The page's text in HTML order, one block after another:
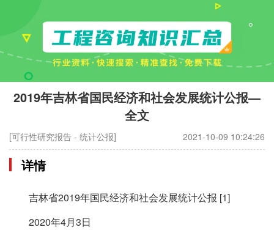
2019年吉林省国民经济和社会发展统计公报—
全文
[可行性研究报告 - 统计公报] 2021-10-09 10:24:26
详情
吉林省2019年国民经济和社会发展统计公报 [1]
2020年4月3日